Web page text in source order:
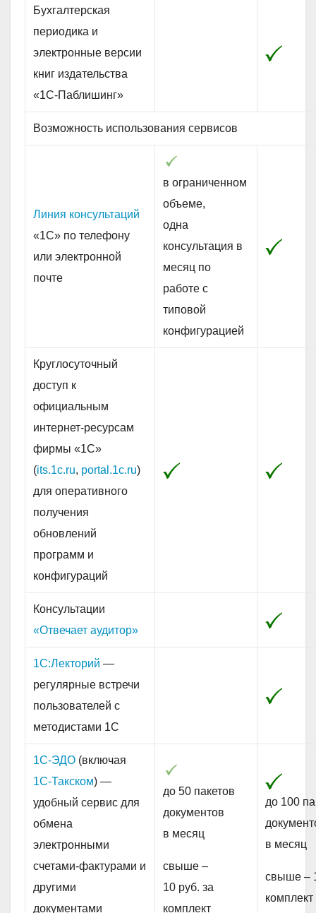
Бухгалтерская
периодика и
электронные версии
книг издательства
«1С-Паблишинг»
Возможность использования сервисов
Линия консультаций
«1С» по телефону
или электронной
почте
в ограниченном
объеме,
одна
консультация в
месяц по
работе с
типовой
конфигурацией
Круглосуточный
доступ к
официальным
интернет-ресурсам
фирмы «1С»
(its.1c.ru, portal.1c.ru)
для оперативного
получения
обновлений
программ и
конфигураций
Консультации
«Отвечает аудитор»
1С:Лекторий —
регулярные встречи
пользователей с
методистами 1С
1С-ЭДО (включая
1С-Такском) —
удобный сервис для
обмена
электронными
счетами-фактурами и
другими
документами
до 50 пакетов
документов
в месяц
свыше –
10 руб. за
комплект
до 100
в месяц
свыше –
комплект